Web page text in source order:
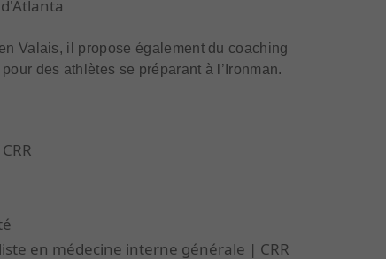
Valais, il propose également du coaching
des athlètes se préparant à l’Ironman.
en médecine interne générale | CRR